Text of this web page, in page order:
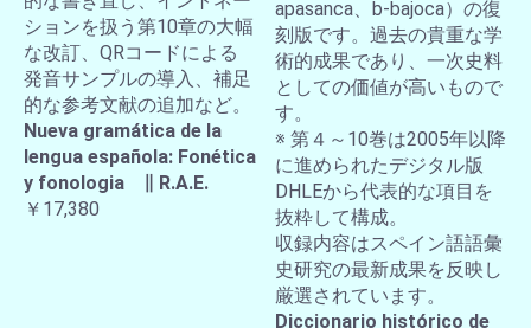
ションを扱う第10章の大幅
な改訂、QRコードによる
発音サンプルの導入、補足
的な参考文献の追加など。
Nueva gramática de la
lengua española: Fonética
y fonologia ∥ R.A.E.
￥17,380
apasanca、b-bajoca）の復
刻版です。過去の貴重な学
術的成果であり、一次史料
としての価値が高いもので
す。
※ 第４～10巻は2005年以降
に進められたデジタル版
DHLEから代表的な項目を
抜粋して構成。
収録内容はスペイン語語彙
史研究の最新成果を反映し
厳選されています。
Diccionario histórico de